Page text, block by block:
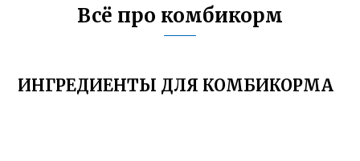
Всё про комбикорм
ИНГРЕДИЕНТЫ ДЛЯ КОМБИКОРМА